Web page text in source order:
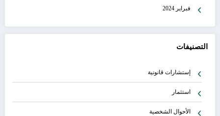
فبراير 2024
التصنيفات
إستشارات قانونية
استثمار
الأحوال الشخصية